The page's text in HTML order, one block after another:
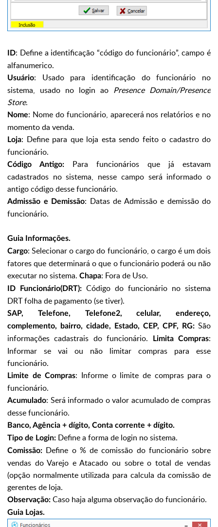
ID: Define a identificação “código do funcionário”, campo é
alfanumerico.
Usuário: Usado para identificação do funcionário no
sistema, usado no login ao Presence Domain/Presence
Store.
Nome: Nome do funcionário, aparecerá nos relatórios e no
momento da venda.
Loja: Define para que loja esta sendo feito o cadastro do
funcionário.
Código Antigo:
Para funcionários que já estavam
cadastrados no sistema, nesse campo será informado o
antigo código desse funcionário.
Admissão e Demissão: Datas de Admissão e demissão do
funcionário.
Guia Informações.
Cargo: Selecionar o cargo do funcionário, o cargo é um dois
fatores que determinará o que o funcionário poderá ou não
executar no sistema. Chapa: Fora de Uso.
ID Funcionário(DRT): Código do funcionário no sistema
DRT folha de pagamento (se tiver).
SAP, Telefone, Telefone2, celular, endereço,
complemento, bairro, cidade, Estado, CEP, CPF, RG: São
informações cadastrais do funcionário.
Limita Compras:
Informar se vai ou não limitar compras para esse
funcionário.
Limite de Compras: Informe o limite de compras para o
funcionário.
Acumulado: Será informado o valor acumulado de compras
desse funcionário.
Banco, Agência + dígito, Conta corrente + dígito.
Tipo de Login: Define a forma de login no sistema.
Comissão: Define o % de comissão do funcionário sobre
vendas do Varejo e Atacado ou sobre o total de vendas
(opção normalmente utilizada para calcula da comissão de
gerentes de loja.
Observação: Caso haja alguma observação do funcionário.
Guia Lojas.